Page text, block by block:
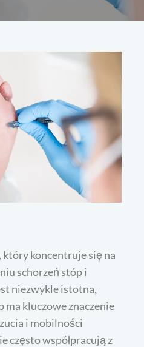
koncentruje się na
schorzeń stóp i
niezwykle istotna,
kluczowe znaczenie
i mobilności
często współpracują z